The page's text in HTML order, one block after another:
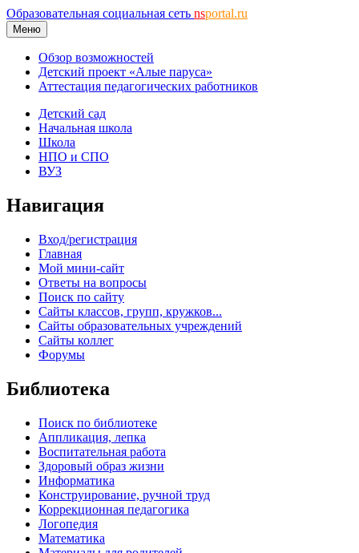
Образовательная социальная сеть nsportal.ru
Меню
Обзор возможностей
Детский проект «Алые паруса»
Аттестация педагогических работников
Детский сад
Начальная школа
Школа
НПО и СПО
ВУЗ
Навигация
Вход/регистрация
Главная
Мой мини-сайт
Ответы на вопросы
Поиск по сайту
Сайты классов, групп, кружков...
Сайты образовательных учреждений
Сайты коллег
Форумы
Библиотека
Поиск по библиотеке
Аппликация, лепка
Воспитательная работа
Здоровый образ жизни
Информатика
Конструирование, ручной труд
Коррекционная педагогика
Логопедия
Математика